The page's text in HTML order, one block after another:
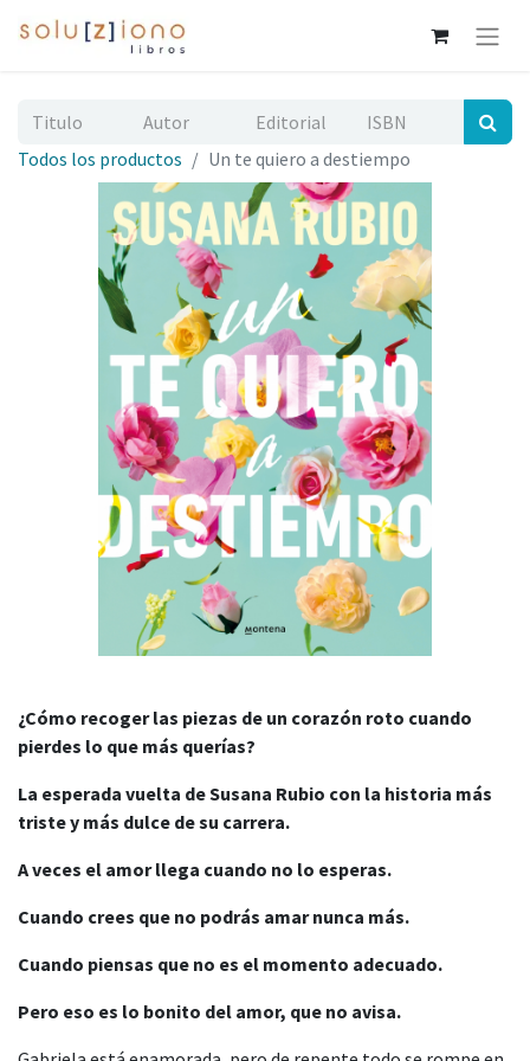
Todos los productos Un te quiero a destiempo
¿Cómo recoger las piezas de un corazón roto cuando
pierdes lo que más querías?
La esperada vuelta deSusana Rubio con la historia más
triste y más dulce de su carrera.
A veces el amor llega cuando no lo esperas.
Cuando crees que no podrás amar nunca más.
Cuando piensas que no es el momento adecuado.
Pero eso es lo bonito del amor, que no avisa.